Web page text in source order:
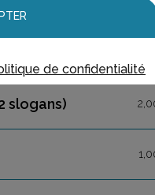
slogans)
de confidentialité